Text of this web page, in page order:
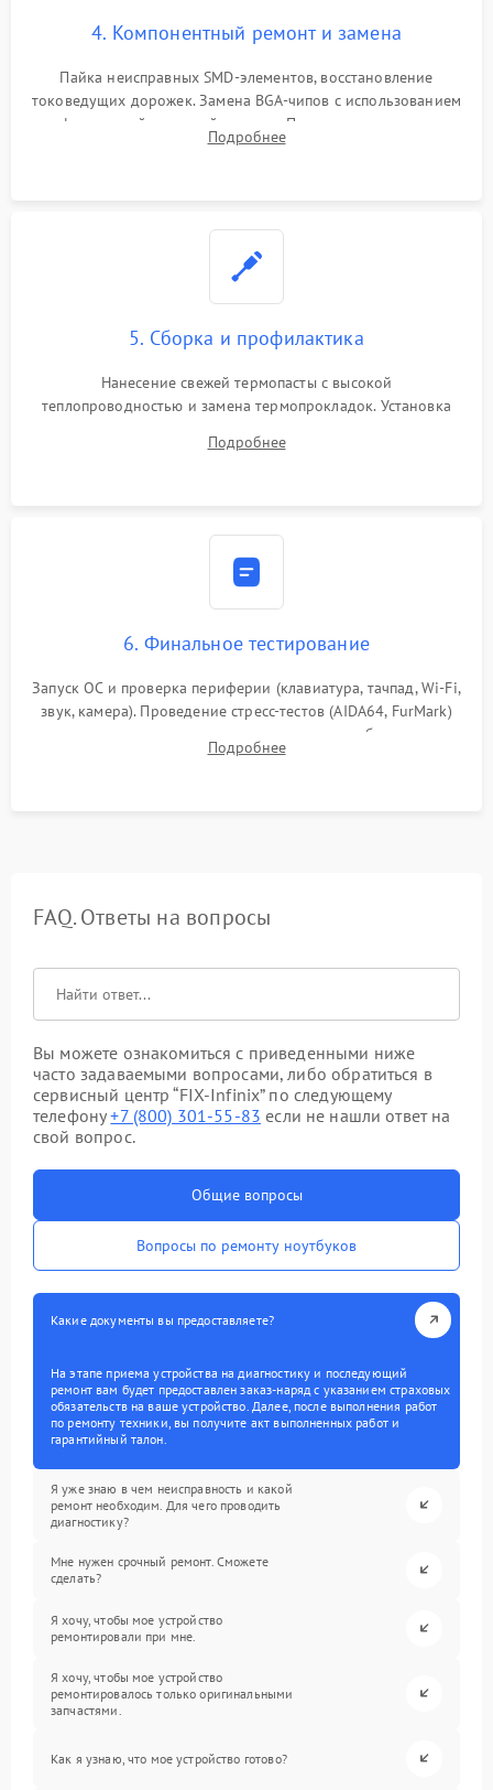
4. Компонентный ремонт и замена
Пайка неисправных SMD-элементов, восстановление
токоведущих дорожек. Замена BGA-чипов с использованием
инфракрасной паяльной станции. Прошивка микросхемы
BIOS или замена поврежденных портов USB
Подробнее
5. Сборка и профилактика
Нанесение свежей термопасты с высокой
теплопроводностью и замена термопрокладок. Установка
шлейфов, модулей памяти и накопителей. Предварительная
Подробнее
6. Финальное тестирование
Запуск ОС и проверка периферии (клавиатура, тачпад, Wi-Fi,
звук, камера). Проведение стресс-тестов (AIDA64, FurMark)
для контроля температурного режима и стабильности
системы под пиковой нагрузкой.
Подробнее
FAQ. Ответы на вопросы
Вы можете ознакомиться с приведенными ниже
часто задаваемыми вопросами, либо обратиться в
сервисный центр “FIX-Infinix” по следующему
телефону+7 (800) 301-55-83 если не нашли ответ на
свой вопрос.
Общие вопросы
Вопросы по ремонту ноутбуков
Какие документы вы предоставляете?
На этапе приема устройства на диагностику и последующий
ремонт вам будет предоставлен заказ-наряд с указанием страховых
обязательств на ваше устройство. Далее, после выполнения работ
по ремонту техники, вы получите акт выполненных работ и
гарантийный талон.
Я уже знаю в чем неисправность и какой
ремонт необходим. Для чего проводить
диагностику?
Мне нужен срочный ремонт. Сможете
сделать?
Я хочу, чтобы мое устройство
ремонтировали при мне.
Я хочу, чтобы мое устройство
ремонтировалось только оригинальными
запчастями.
Как я узнаю, что мое устройство готово?